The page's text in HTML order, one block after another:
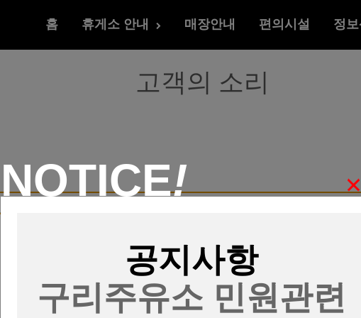
홈 휴게소 안내 매장안내 편의시설 정
고객의 소리
NOTICE!
공지사항
구리주유소 민원관련